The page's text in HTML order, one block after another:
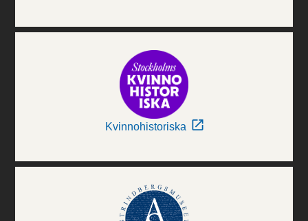
Kvinnohistoriska